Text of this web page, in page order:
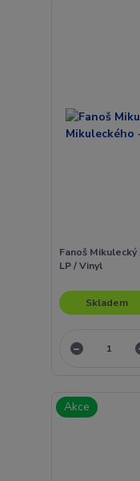
Fanoš
LP / Vinyl
Skladem
Akce